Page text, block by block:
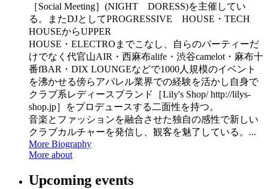
［Social Meeting］(NIGHT DORESS)を主催してい
る。またDJとしてPROGRESSIVE HOUSE・TECH
HOUSEからUPPER
HOUSE・ELECTROまでこなし、自らのパーティーだ
けでなく代官山AIR・西麻布alife・渋谷camelot・麻布十
番fBAR・DIX LOUNGEなどで1000人規模のイベント
を沸かせる傍らアパレル業界での経験を活かし自身で
クラブ系レディースブランド［Lily's Shop/ http://lilys-
shop.jp］をプロデュースする二面性を持つ。
音楽とファッションを融合させた独自の感性で新しい
クラブカルチャーを発信し、観客を魅了している。...
More Biography
More about
Upcoming events